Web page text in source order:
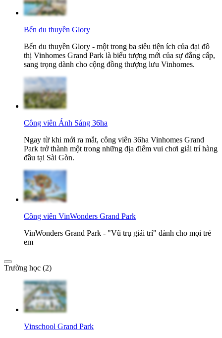
Bến du thuyền Glory
Bến du thuyền Glory - một trong ba siêu tiện ích của đại đô
thị Vinhomes Grand Park là biểu tượng mới của sự đẳng cấp,
sang trọng dành cho cộng đồng thượng lưu Vinhomes.
Công viên Ánh Sáng 36ha
Ngay từ khi mới ra mắt, công viên 36ha Vinhomes Grand
Park trở thành một trong những địa điểm vui chơi giải trí hàng
đầu tại Sài Gòn.
Công viên VinWonders Grand Park
VinWonders Grand Park - "Vũ trụ giải trí" dành cho mọi trẻ
em
Trường học (2)
Vinschool Grand Park